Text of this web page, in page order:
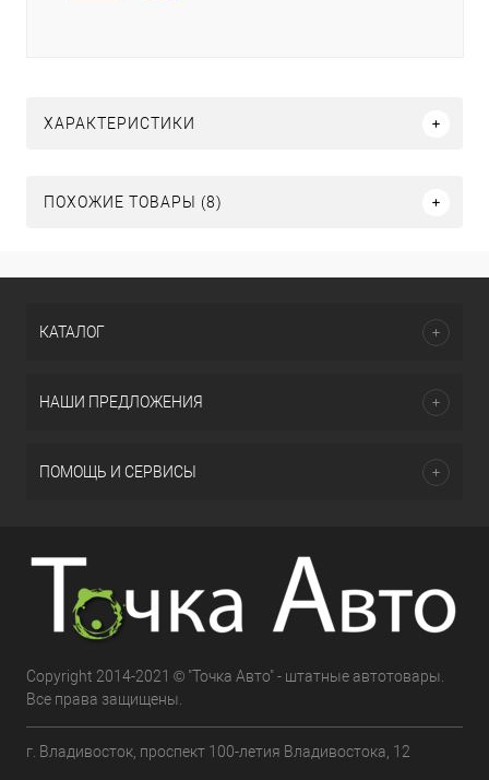
ХАРАКТЕРИСТИКИ
ПОХОЖИЕ ТОВАРЫ (8)
КАТАЛОГ
НАШИ ПРЕДЛОЖЕНИЯ
ПОМОЩЬ И СЕРВИСЫ
Copyright 2014-2021 © "Точка Авто" - штатные автотовары.
Все права защищены.
г. Владивосток, проспект 100-летия Владивостока, 12